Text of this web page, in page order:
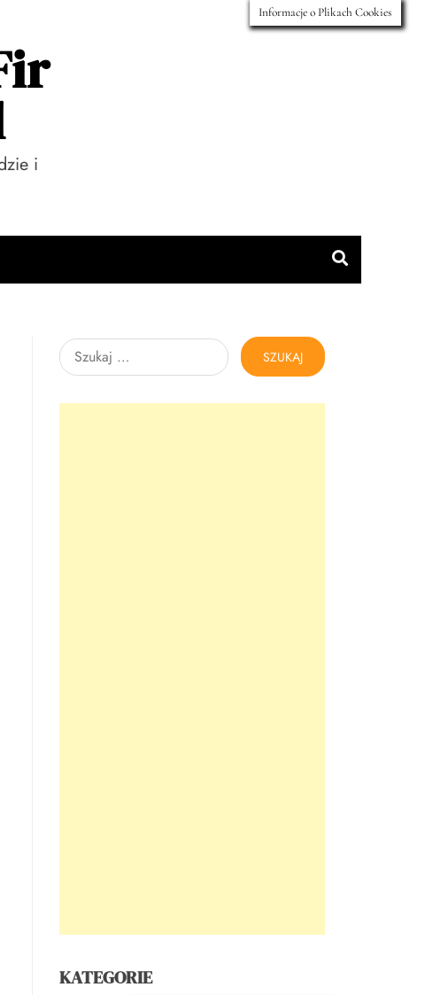
i
Szukaj:
KATEGORIE
Informacje o Plikach Cookies